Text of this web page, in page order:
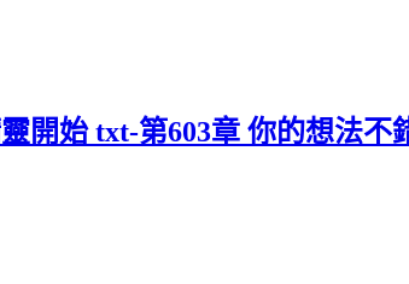
開始 txt-第603章 你的想法不